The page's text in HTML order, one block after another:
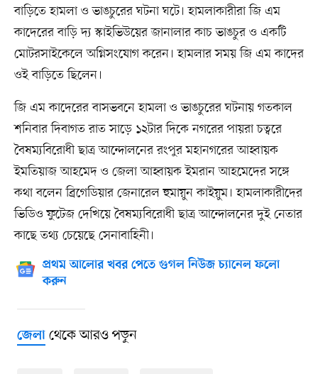
বাড়িতে হামলা ও ভাঙচুরের ঘটনা ঘটে। হামলাকারীরা জি এম
কাদেরের বাড়ি দ্য স্কাইভিউয়ের জানালার কাচ ভাঙচুর ও একটি
মোটরসাইকেলে অগ্নিসংযোগ করেন। হামলার সময় জি এম কাদের
ওই বাড়িতে ছিলেন।
জি এম কাদেরের বাসভবনে হামলা ও ভাঙচুরের ঘটনায় গতকাল
শনিবার দিবাগত রাত সাড়ে ১২টার দিকে নগরের পায়রা চত্বরে
বৈষম্যবিরোধী ছাত্র আন্দোলনের রংপুর মহানগরের আহ্বায়ক
ইমতিয়াজ আহমেদ ও জেলা আহ্বায়ক ইমরান আহমেদের সঙ্গে
কথা বলেন ব্রিগেডিয়ার জেনারেল হুমায়ুন কাইয়ুম। হামলাকারীদের
ভিডিও ফুটেজ দেখিয়ে বৈষম্যবিরোধী ছাত্র আন্দোলনের দুই নেতার
কাছে তথ্য চেয়েছে সেনাবাহিনী।
প্রথম আলোর খবর পেতে গুগল নিউজ চ্যানেল ফলো
করুন
জেলাথেকে আরও পড়ুন